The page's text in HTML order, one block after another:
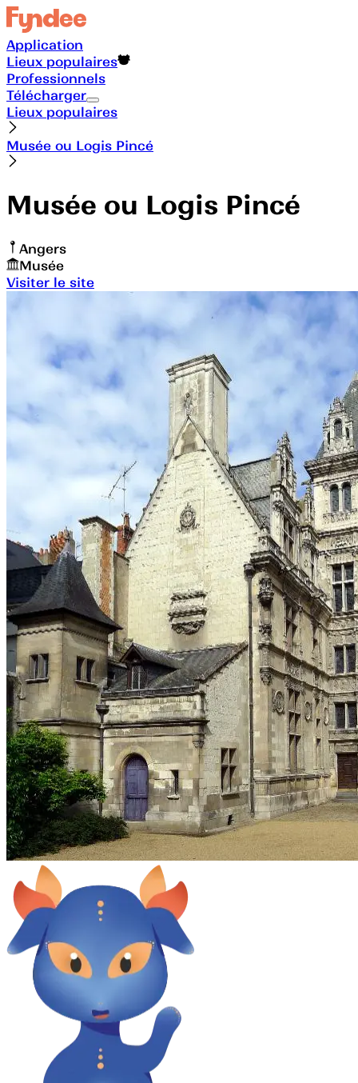
Application
Lieux populaires
Professionnels
Télécharger
Lieux populaires
Musée ou Logis Pincé
Musée ou Logis Pincé
Angers
Musée
Visiter le site